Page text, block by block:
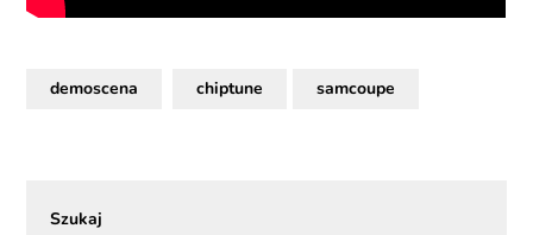
demoscena chiptune samcoupe
Szukaj